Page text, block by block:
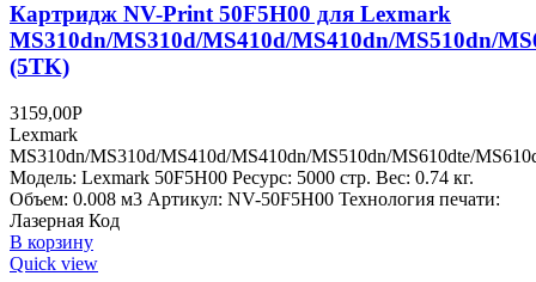
Картридж NV-Print 50F5H00 для Lexmark
MS310dn/MS310d/MS410d/MS410dn/MS510dn/
(5TK)
3159,00Р
Lexmark
MS310dn/MS310d/MS410d/MS410dn/MS510dn/MS610dte/
Модель: Lexmark 50F5H00 Ресурс: 5000 стр. Вес: 0.74 кг.
Объем: 0.008 м3 Артикул: NV-50F5H00 Технология печати:
Лазерная Код
В корзину
Quick view